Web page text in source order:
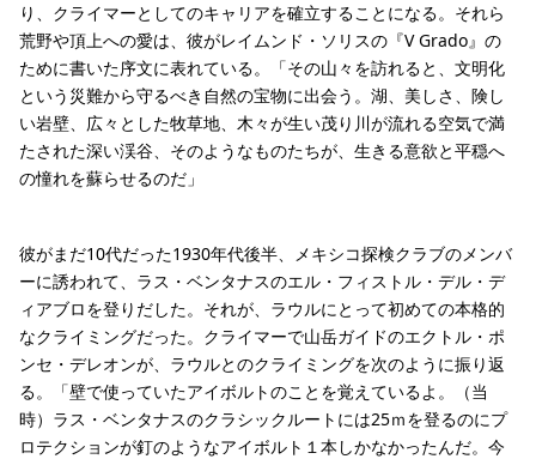
り、クライマーとしてのキャリアを確立することになる。それら
荒野や頂上への愛は、彼がレイムンド・ソリスの『V Grado』の
ために書いた序文に表れている。「その山々を訪れると、文明化
という災難から守るべき自然の宝物に出会う。湖、美しさ、険し
い岩壁、広々とした牧草地、木々が生い茂り川が流れる空気で満
たされた深い渓谷、そのようなものたちが、生きる意欲と平穏へ
の憧れを蘇らせるのだ」
彼がまだ10代だった1930年代後半、メキシコ探検クラブのメンバ
ーに誘われて、ラス・ベンタナスのエル・フィストル・デル・デ
ィアブロを登りだした。それが、ラウルにとって初めての本格的
なクライミングだった。クライマーで山岳ガイドのエクトル・ポ
ンセ・デレオンが、ラウルとのクライミングを次のように振り返
る。「壁で使っていたアイボルトのことを覚えているよ。（当
時）ラス・ベンタナスのクラシックルートには25ｍを登るのにプ
ロテクションが釘のようなアイボルト１本しかなかったんだ。今